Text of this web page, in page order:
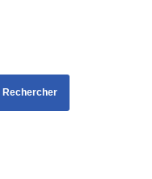
Rechercher